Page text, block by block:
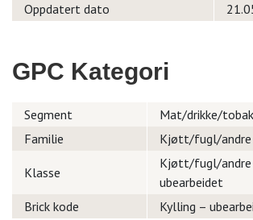
Oppdatert dato
GPC Kategori
Segment
Mat/drikke/
Familie
Kjøtt/fugl/andre
Klasse
Kjøtt/fugl/andre
ubearbeidet
Brick kode
Kylling –